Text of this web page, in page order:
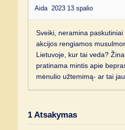
Aida2023 13 spalio
Sveiki, neramina
akcijos rengiamos
Lietuvoje, kur tai veda?
pratinama mintis apie
mėnulio užtemimą- ar tai
1 Atsakymas